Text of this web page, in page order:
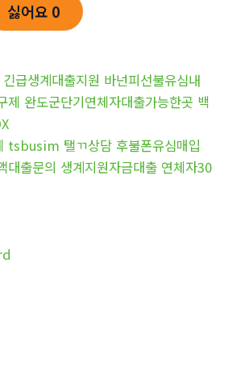
싫어요 0
급생계대출지원 바넌피선불유심내
제 완도군단기연체자대출가능한곳 백
tsbusim 탤ㄲ상담 후불폰유심매입
대출문의 생계지원자금대출 연체자30